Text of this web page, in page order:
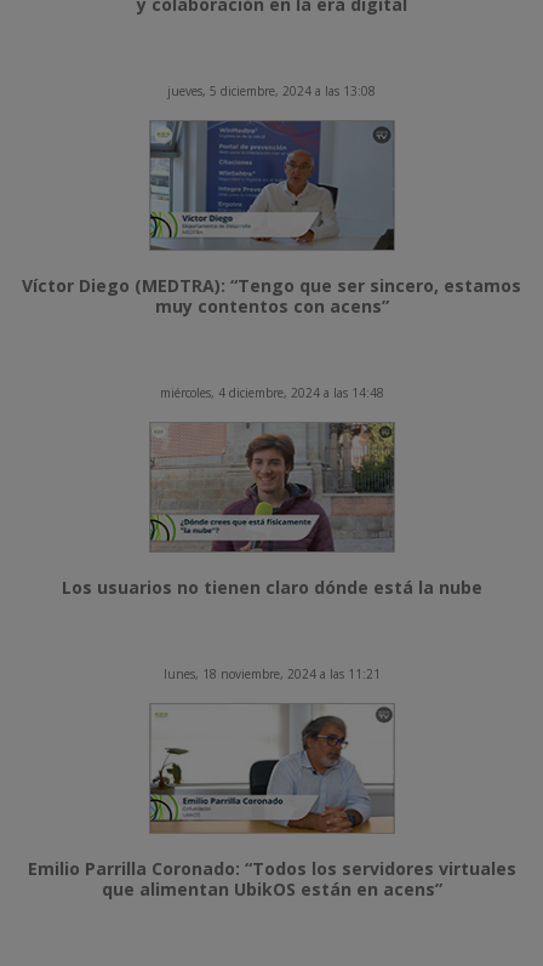
jueves, 5 diciembre, 2024 a las 13:08
Víctor Diego (MEDTRA): “Tengo que ser sincero, estamos
muy contentos con acens”
miércoles, 4 diciembre, 2024 a las 14:48
Los usuarios no tienen claro dónde está la nube
lunes, 18 noviembre, 2024 a las 11:21
Emilio Parrilla Coronado: “Todos los servidores virtuales
que alimentan UbikOS están en acens”